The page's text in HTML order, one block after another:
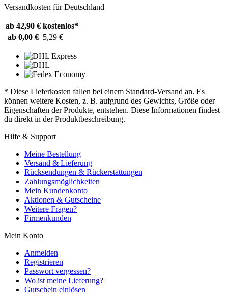
Versandkosten für Deutschland
ab 42,90 € kostenlos*
ab 0,00 € 5,29 €
* Diese Lieferkosten fallen bei einem Standard-Versand an. Es
können weitere Kosten, z. B. aufgrund des Gewichts, Größe oder
Eigenschaften der Produkte, entstehen. Diese Informationen findest
du direkt in der Produktbeschreibung.
Hilfe & Support
Meine Bestellung
Versand & Lieferung
Rücksendungen & Rückerstattungen
Zahlungsmöglichkeiten
Mein Kundenkonto
Aktionen & Gutscheine
Weitere Fragen?
Firmenkunden
Mein Konto
Anmelden
Registrieren
Passwort vergessen?
Wo ist meine Lieferung?
Gutschein einlösen